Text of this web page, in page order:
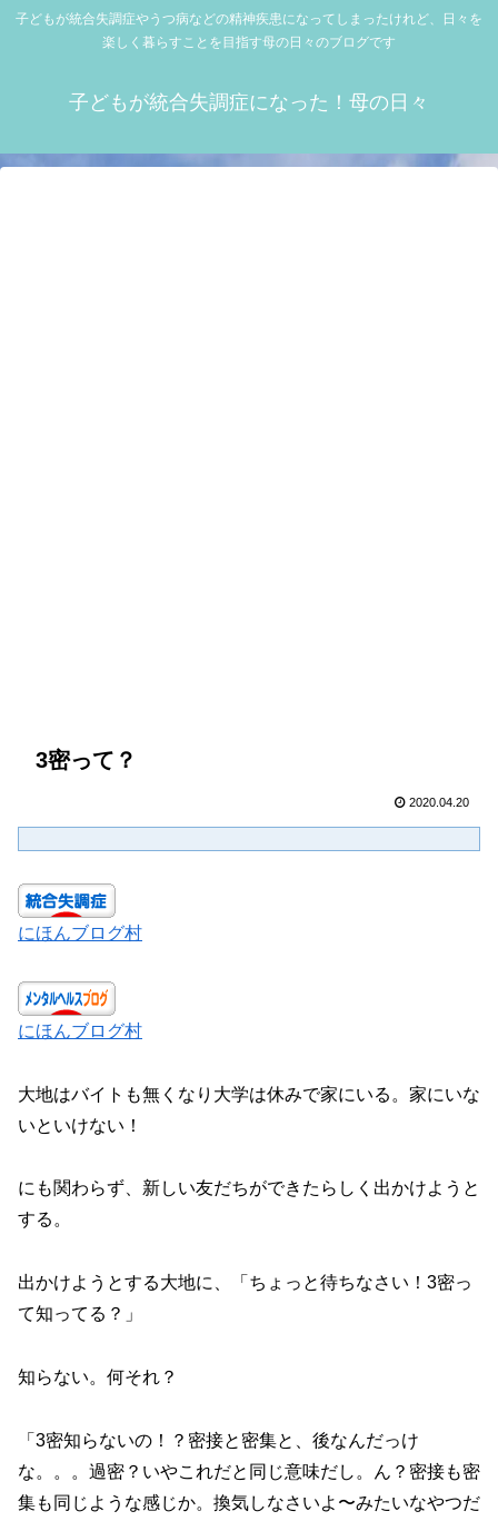
子どもが統合失調症やうつ病などの精神疾患になってしまったけれど、日々を
楽しく暮らすことを目指す母の日々のブログです
子どもが統合失調症になった！母の日々
3密って？
2020.04.20
にほんブログ村
にほんブログ村
大地はバイトも無くなり大学は休みで家にいる。家にいな
いといけない！
にも関わらず、新しい友だちができたらしく出かけようと
する。
出かけようとする大地に、「ちょっと待ちなさい！3密っ
て知ってる？」
知らない。何それ？
「3密知らないの！？密接と密集と、後なんだっけ
な。。。過密？いやこれだと同じ意味だし。ん？密接も密
集も同じような感じか。換気しなさいよ〜みたいなやつだ